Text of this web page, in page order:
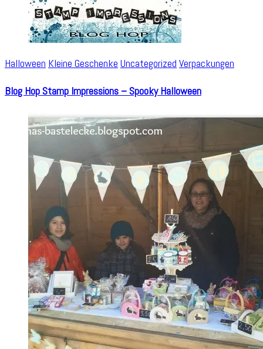
Halloween Kleine Geschenke Uncategorized Verpackungen
Blog Hop Stamp Impressions – Spooky Halloween